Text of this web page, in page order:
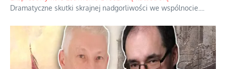
Dramatyczne skutki skrajnej nadgorliwości we wspólnocie.